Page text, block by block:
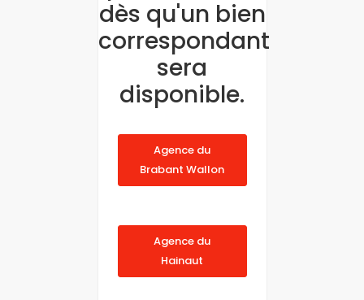
dès qu'un bien
correspondant
sera
disponible.
Agence du
Brabant Wallon
Agence du
Hainaut